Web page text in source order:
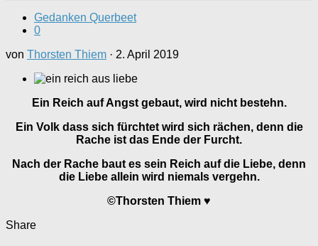
Gedanken Querbeet
0
von Thorsten Thiem · 2. April 2019
Ein Reich auf Angst gebaut, wird nicht bestehn.
Ein Volk dass sich fürchtet wird sich rächen, denn die
Rache ist das Ende der Furcht.
Nach der Rache baut es sein Reich auf die Liebe, denn
die Liebe allein wird niemals vergehn.
©Thorsten Thiem ♥
Share